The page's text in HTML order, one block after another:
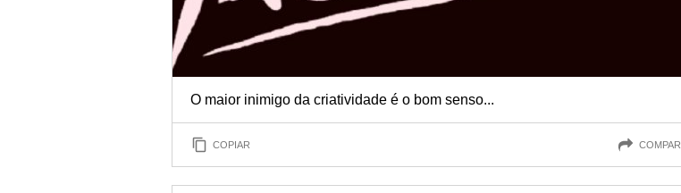
O maior inimigo da criatividade é o bom senso...
COPIAR